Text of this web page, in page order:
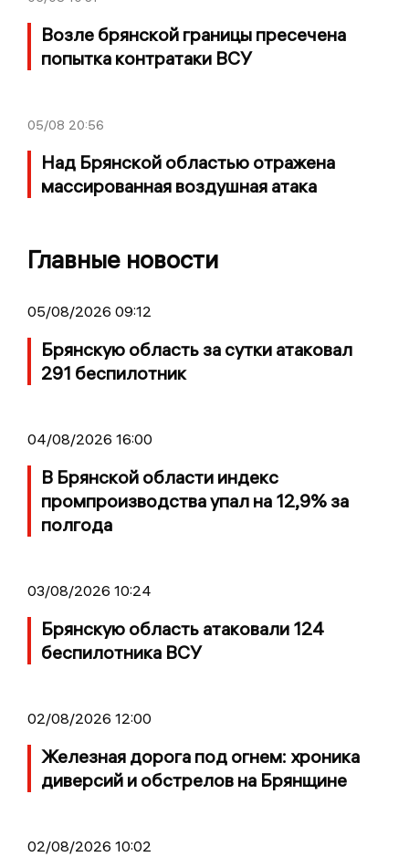
Возле брянской границы пресечена
попытка контратаки ВСУ
05/08 20:56
Над Брянской областью отражена
массированная воздушная атака
Главные новости
05/08/2026 09:12
Брянскую область за сутки атаковал
291 беспилотник
04/08/2026 16:00
В Брянской области индекс
промпроизводства упал на 12,9% за
полгода
03/08/2026 10:24
Брянскую область атаковали 124
беспилотника ВСУ
02/08/2026 12:00
Железная дорога под огнем: хроника
диверсий и обстрелов на Брянщине
02/08/2026 10:02